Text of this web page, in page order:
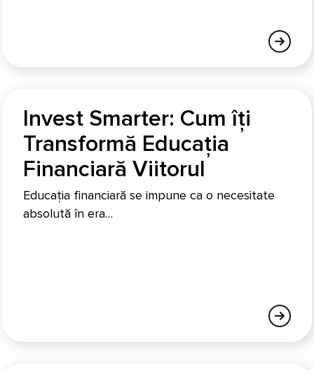
Invest Smarter: Cum îți
Transformă Educația
Financiară Viitorul
Educația financiară se impune ca o necesitate
absolută în era…